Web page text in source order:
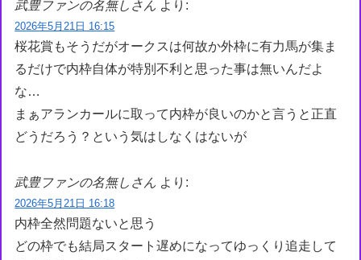
武豊ファンの名無しさん より:
2026年5月21日 16:15
桜花賞もそうだがオークスは何故か外枠に有力馬が集ま
るだけで内枠自体が特別不利と思った事は無いんだよ
な…
まぁアランカールに取って内枠が良いのかと言うと正直
どうだろう？という気はしなくはないが
武豊ファンの名無しさん より:
2026年5月21日 16:18
内枠全然問題ないと思う
どの枠でも結局スタート遅めになってゆっくり追走して